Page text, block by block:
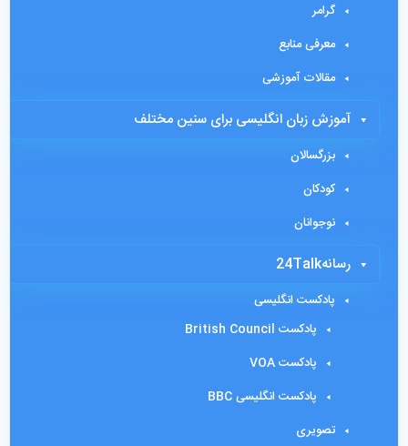
گرامر
معرفی منابع
مقالات آموزشی
آموزش زبان انگلیسی برای سنین مختلف
بزرگسالان
کودکان
نوجوانان
رسانه24Talk
پادکست انگلیسی
پادکست British Council
پادکست VOA
پادکست انگلیسی BBC
تصویری